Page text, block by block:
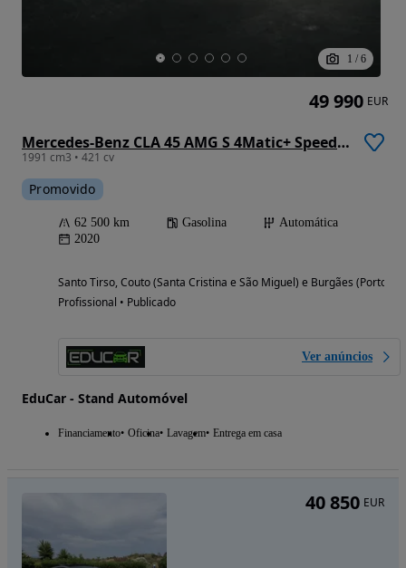
1 / 6
Mercedes-Benz CLA 45 AMG S 4Matic+ Speedshift 8G-D
1991 cm3 • 421 cv
Promovido
62 500 km Gasolina
Automática
2020
Santo Tirso, Couto (Santa Cristina e São Miguel) e Burgães (Porto)
Profissional • Publicado
Ver anúncios
EduCar - Stand Automóvel
Financiamento Oficina Lavagem Entrega em casa
49 990 EUR
40 850 EUR